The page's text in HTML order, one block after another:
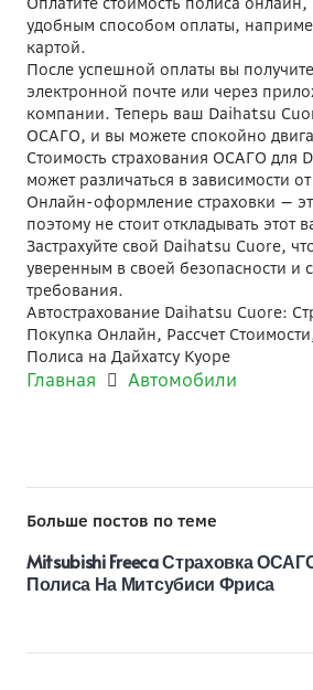
удобным способом оплаты,
картой.
После успешной оплаты вы
электронной почте или через
компании. Теперь ваш Daihatsu
ОСАГО, и вы можете спокойно
Стоимость страхования ОСАГО для
может различаться в зависимости
Онлайн-оформление страховки —
поэтому не стоит откладывать этот
Застрахуйте свой Daihatsu Cuore,
уверенным в своей безопасности и
требования.
Автострахование Daihatsu Cuore:
Покупка Онлайн, Рассчет
Полиса на Дайхатсу Куоре
Главная Автомобили
Больше постов по теме
Mitsubishi Freeca Страховка
Полиса На Митсубиси Фриса